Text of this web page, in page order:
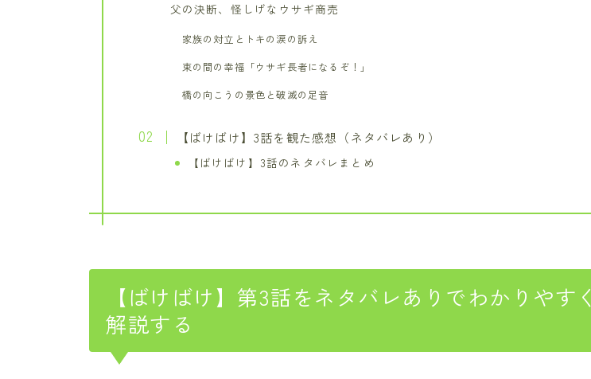
父の決断、怪しげなウサギ商売
家族の対立とトキの涙の訴え
束の間の幸福「ウサギ長者になるぞ！」
橋の向こうの景色と破滅の足音
【ばけばけ】3話を観た感想（ネタバレあり）
【ばけばけ】3話のネタバレまとめ
【ばけばけ】第3話をネタバレありでわかりやすく
解説する